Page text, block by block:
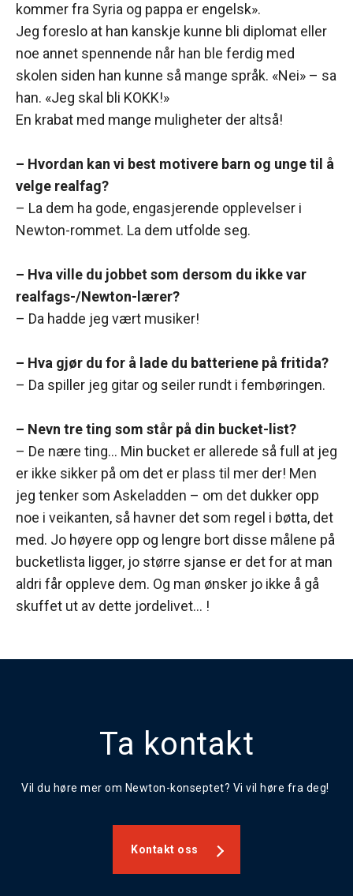
kommer fra Syria og pappa er engelsk».
Jeg foreslo at han kanskje kunne bli diplomat eller
noe annet spennende når han ble ferdig med
skolen siden han kunne så mange språk. «Nei» – sa
han. «Jeg skal bli KOKK!»
En krabat med mange muligheter der altså!
– Hvordan kan vi best motivere barn og unge til å
velge realfag?
– La dem ha gode, engasjerende opplevelser i
Newton-rommet. La dem utfolde seg.
– Hva ville du jobbet som dersom du ikke var
realfags-/Newton-lærer?
– Da hadde jeg vært musiker!
– Hva gjør du for å lade du batteriene på fritida?
– Da spiller jeg gitar og seiler rundt i fembøringen.
– Nevn tre ting som står på din bucket-list?
– De nære ting… Min bucket er allerede så full at jeg
er ikke sikker på om det er plass til mer der! Men
jeg tenker som Askeladden – om det dukker opp
noe i veikanten, så havner det som regel i bøtta, det
med. Jo høyere opp og lengre bort disse målene på
bucketlista ligger, jo større sjanse er det for at man
aldri får oppleve dem. Og man ønsker jo ikke å gå
skuffet ut av dette jordelivet… !
Ta kontakt
Vil du høre mer om Newton-konseptet? Vi vil høre fra deg!
Kontakt oss